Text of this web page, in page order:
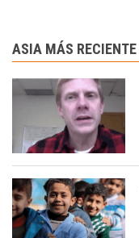
ASIA MÁS RECIENTE